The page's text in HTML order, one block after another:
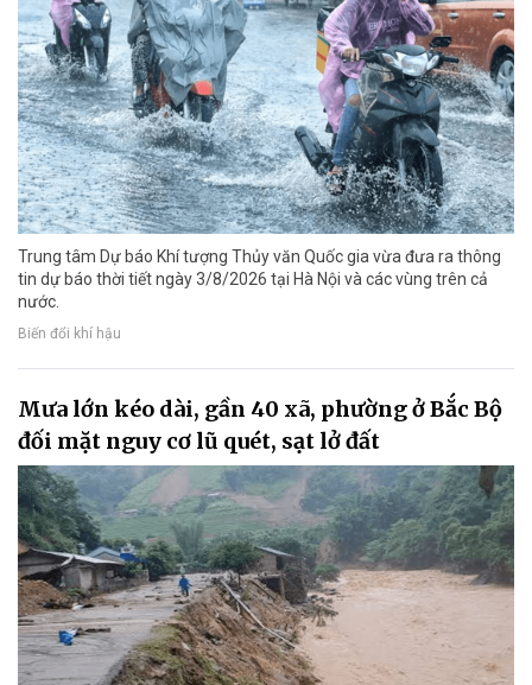
Trung tâm Dự báo Khí tượng Thủy văn Quốc gia vừa đưa ra thông
tin dự báo thời tiết ngày 3/8/2026 tại Hà Nội và các vùng trên cả
nước.
Biến đổi khí hậu
Mưa lớn kéo dài, gần 40 xã, phường ở Bắc Bộ
đối mặt nguy cơ lũ quét, sạt lở đất